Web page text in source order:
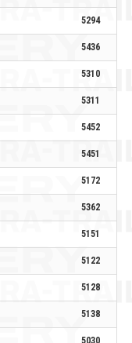
5294
5436
5310
5311
5452
5451
5172
5362
5151
5122
5128
5138
5030